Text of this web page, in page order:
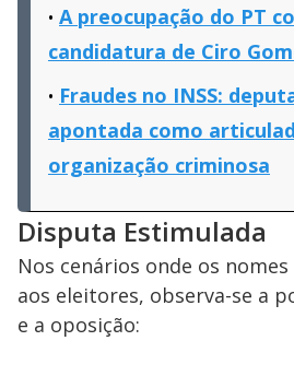
A preocupação do PT
candidatura de Ciro
Fraudes no INSS:
apontada como
organização criminosa
Disputa Estimulada
Nos cenários onde os
aos eleitores, observa-se a
e a oposição: